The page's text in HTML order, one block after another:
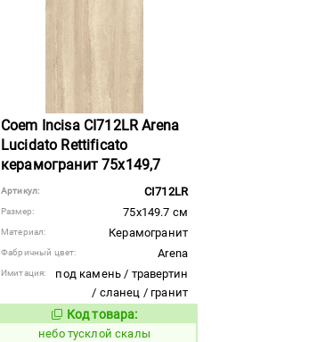
Coem Incisa CI712LR Arena
Lucidato Rettificato
керамогранит 75x149,7
Артикул: CI712LR
Размер: 75x149.7 см
Материал: Керамогранит
Фабричный цвет: Arena
Имитация:
под камень / травертин
/ сланец / гранит
Код товара:
1122716 Код товара:
небо тусклой скалы